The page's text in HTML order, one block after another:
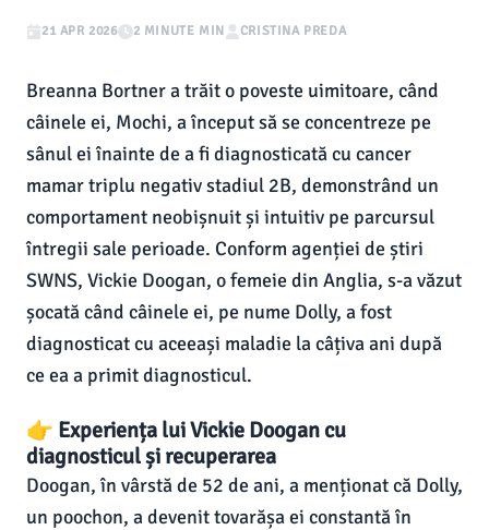
21 APR 2026 2 MINUTE MIN CRISTINA PREDA
Breanna Bortner a trăit o poveste uimitoare, când
câinele ei, Mochi, a început să se concentreze pe
sânul ei înainte de a fi diagnosticată cu cancer
mamar triplu negativ stadiul 2B, demonstrând un
comportament neobișnuit și intuitiv pe parcursul
întregii sale perioade. Conform agenției de știri
SWNS, Vickie Doogan, o femeie din Anglia, s-a văzut
șocată când câinele ei, pe nume Dolly, a fost
diagnosticat cu aceeași maladie la câțiva ani după
ce ea a primit diagnosticul.
👉 Experiența lui Vickie Doogan cu
diagnosticul și recuperarea
Doogan, în vârstă de 52 de ani, a menționat că Dolly,
un poochon, a devenit tovarășa ei constantă în